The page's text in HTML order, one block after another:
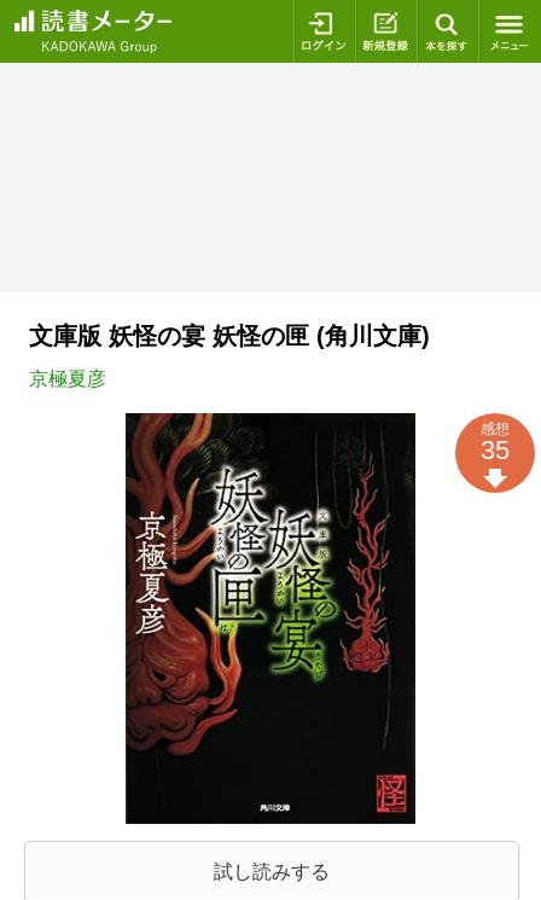
ログイン 新規登録
文庫版 妖怪の宴 妖怪の匣 (角川文庫)
京極夏彦
試し読みする
感想
35